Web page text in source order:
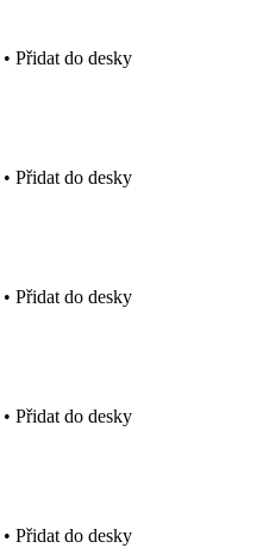
• Přidat do desky
• Přidat do desky
• Přidat do desky
• Přidat do desky
• Přidat do desky